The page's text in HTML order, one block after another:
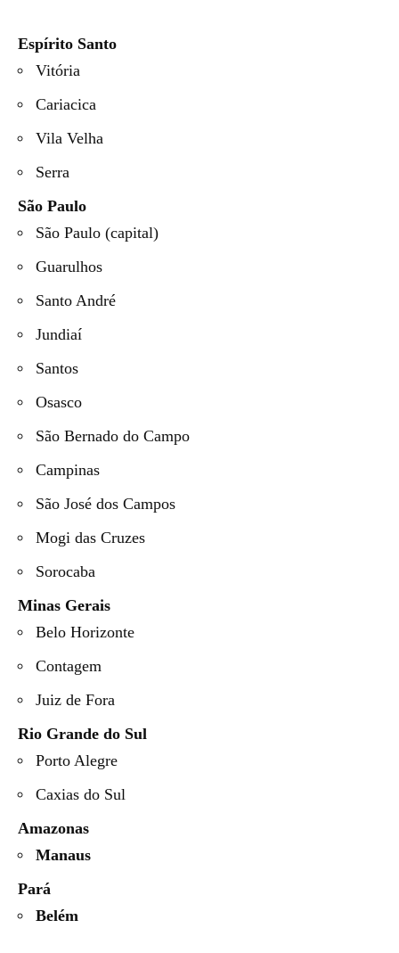
Espírito Santo
Vitória
Cariacica
Vila Velha
Serra
São Paulo
São Paulo (capital)
Guarulhos
Santo André
Jundiaí
Santos
Osasco
São Bernado do Campo
Campinas
São José dos Campos
Mogi das Cruzes
Sorocaba
Minas Gerais
Belo Horizonte
Contagem
Juiz de Fora
Rio Grande do Sul
Porto Alegre
Caxias do Sul
Amazonas
Manaus
Pará
Belém